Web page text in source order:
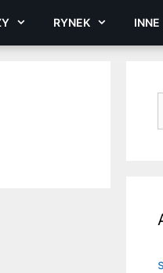
RYNEK INNE